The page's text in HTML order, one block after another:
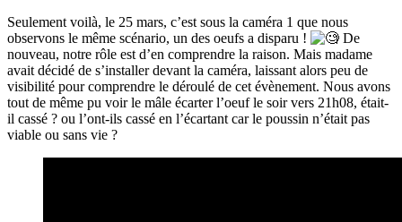
Seulement voilà, le 25 mars, c’est sous la caméra 1 que nous
observons le même scénario, un des oeufs a disparu !
De
nouveau, notre rôle est d’en comprendre la raison. Mais madame
avait décidé de s’installer devant la caméra, laissant alors peu de
visibilité pour comprendre le déroulé de cet évènement. Nous avons
tout de même pu voir le mâle écarter l’oeuf le soir vers 21h08, était-
il cassé ? ou l’ont-ils cassé en l’écartant car le poussin n’était pas
viable ou sans vie ?